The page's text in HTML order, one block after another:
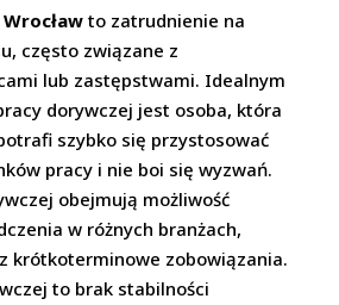
to zatrudnienie na
często związane z
lub zastępstwami. Idealnym
dorywczej jest osoba, która
szybko się przystosować
pracy i nie boi się wyzwań.
obejmują możliwość
w różnych branżach,
krótkoterminowe zobowiązania.
to brak stabilności